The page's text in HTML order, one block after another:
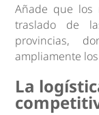
Añade que los
traslado de
provincias,
ampliamente
La